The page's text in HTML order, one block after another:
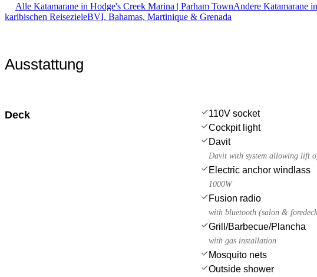
Alle Katamarane in Hodge's Creek Marina | Parham TownAndere Katamarane
karibischen ReisezieleBVI, Bahamas, Martinique & Grenada
Ausstattung
Deck 110V socket
Cockpit light
Davit
Davit with system allowing lift
Electric anchor windlass
1000W
Fusion radio
with bluetooth (salon &
Grill/Barbecue/Plancha
with gas installation
Mosquito nets
Outside shower